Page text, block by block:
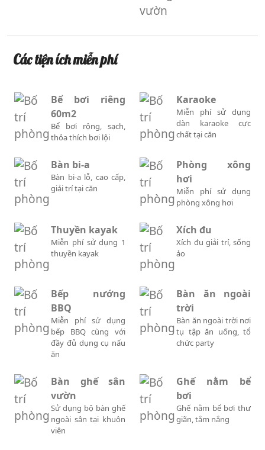
vườn
Các tiện ích miễn phí
Bể bơi riêng
60m2
Bể bơi rộng, sạch,
thỏa thích bơi lội
Karaoke
Miễn phí sử dụng
dàn karaoke cực
chất tại căn
Bàn bi-a
Bàn bi-a lỗ, cao cấp,
giải trí tại căn
Phòng xông
hơi
Miễn phí sử dụng
phòng xông hơi
Thuyền kayak
Miễn phí sử dụng 1
thuyền kayak
Xích đu
Xích đu giải trí, sống
ảo
Bếp nướng
BBQ
Miễn phí sử dụng
bếp BBQ cùng với
đầy đủ dụng cụ nấu
ăn
Bàn ăn ngoài
trời
Bàn ăn ngoài trời nơi
tụ tập ăn uống, tổ
chức party
Bàn ghế sân
vườn
Sử dụng bộ bàn ghế
ngoài sân tại khuôn
viên
Ghế nằm bể
bơi
Ghế nằm bể bơi thư
giãn, tắm nắng